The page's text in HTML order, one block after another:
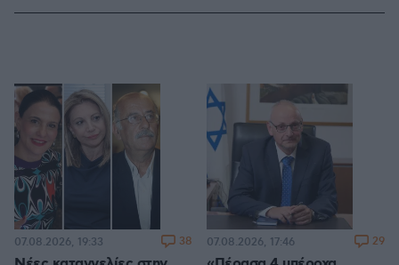
07.08.2026, 19:33 38 07.08.2026, 17:46 29